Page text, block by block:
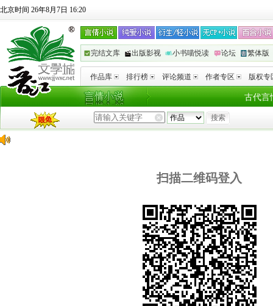
北京时间 26年8月7日 16:20
完结文库 出版影视 小书喵悦读 论坛 繁体版
作品库 排行榜 评论频道 作者专区 版权专
古代言
扫描二维码登入